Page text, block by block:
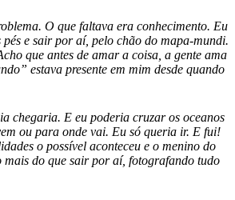
O que faltava era conhecimento. Eu
e sair por aí, pelo chão do mapa-mundi.
que antes de amar a coisa, a gente ama
estava presente em mim desde quando
chegaria. E eu poderia cruzar os oceanos
ou para onde vai. Eu só queria ir. E fui!
o possível aconteceu e o menino do
mais do que sair por aí, fotografando tudo